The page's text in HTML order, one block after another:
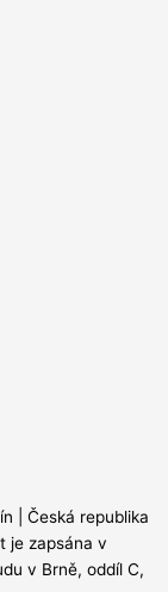
| Česká republika
je zapsána v
v Brně, oddíl C,